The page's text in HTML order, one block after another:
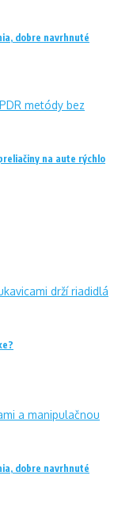
dobre navrhnuté
na aute rýchlo
dobre navrhnuté